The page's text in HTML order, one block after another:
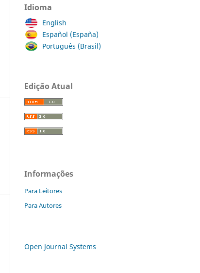
Idioma
English
Español (España)
Português (Brasil)
Edição Atual
Informações
Para Leitores
Para Autores
Open Journal Systems